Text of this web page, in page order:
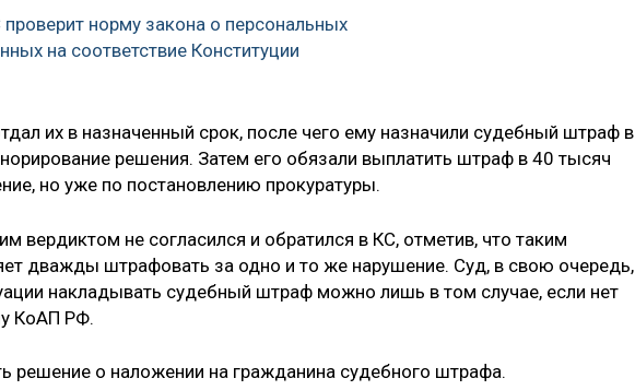
проверит норму закона о персональных
на соответствие Конституции
их в назначенный срок, после чего ему назначили судебный штраф в
решения. Затем его обязали выплатить штраф в 40 тысяч
но уже по постановлению прокуратуры.
вердиктом не согласился и обратился в КС, отметив, что таким
дважды штрафовать за одно и то же нарушение. Суд, в свою очередь,
накладывать судебный штраф можно лишь в том случае, если нет
КоАП РФ.
решение о наложении на гражданина судебного штрафа.